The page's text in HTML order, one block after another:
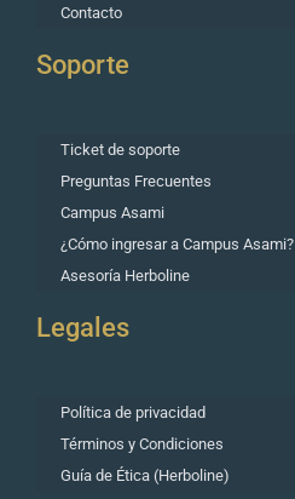
Contacto
Soporte
Ticket de soporte
Preguntas Frecuentes
Campus Asami
¿Cómo ingresar a Campus Asami?
Asesoría Herboline
Legales
Política de privacidad
Términos y Condiciones
Guía de Ética (Herboline)